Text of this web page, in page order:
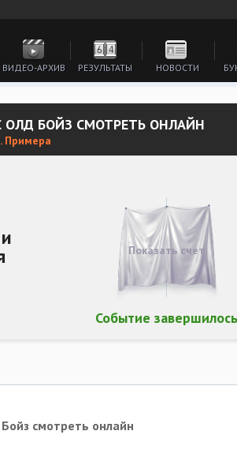
ВИДЕО-АРХИВ РЕЗУЛЬТАТЫ НОВОСТИ
БОЙЗ СМОТРЕТЬ ОНЛАЙН
Примера
Событие завершилось
Показать счет
смотреть онлайн